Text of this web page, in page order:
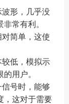
形，几乎没
常有利。
简单，这使
低，模拟示
用户。
号时，能够
，这对于需要